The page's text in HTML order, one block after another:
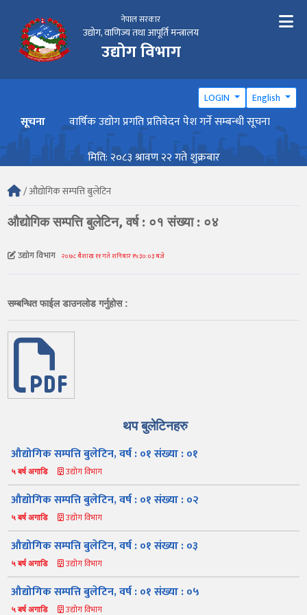
नेपाल सरकार
उद्योग, वाणिज्य तथा आपूर्ति मन्त्रालय
उद्योग विभाग
LOGIN English
सूचना वार्षिक उद्योग प्रगति प्रतिवेदन पेश गर्ने सम्बन्धी सूचना
मिति: २०८३ श्रावण २२ गते शुक्रबार
/ औद्योगिक सम्पत्ति बुलेटिन
औद्योगिक सम्पत्ति बुलेटिन, वर्ष : ०१ संख्या : ०४
उद्योग विभाग २०७८ बैशाख ११ गते शनिबार १५:३०:०३ बजे
सम्बन्धित फाईल डाउनलोड गर्नुहोस :
थप बुलेटिनहरु
औद्योगिक सम्पत्ति बुलेटिन, वर्ष : ०१ संख्या : ०१
५ बर्ष अगाडि उद्योग विभाग
औद्योगिक सम्पत्ति बुलेटिन, वर्ष : ०१ संख्या : ०२
५ बर्ष अगाडि उद्योग विभाग
औद्योगिक सम्पत्ति बुलेटिन, वर्ष : ०१ संख्या : ०३
५ बर्ष अगाडि उद्योग विभाग
औद्योगिक सम्पत्ति बुलेटिन, वर्ष : ०१ संख्या : ०५
५ बर्ष अगाडि उद्योग विभाग